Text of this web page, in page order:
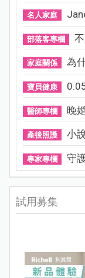
名人家庭
部落客專欄
家庭關係 為
寶貝健康
醫師專欄 晚
產後照護 小
專家專欄 守
試用募集